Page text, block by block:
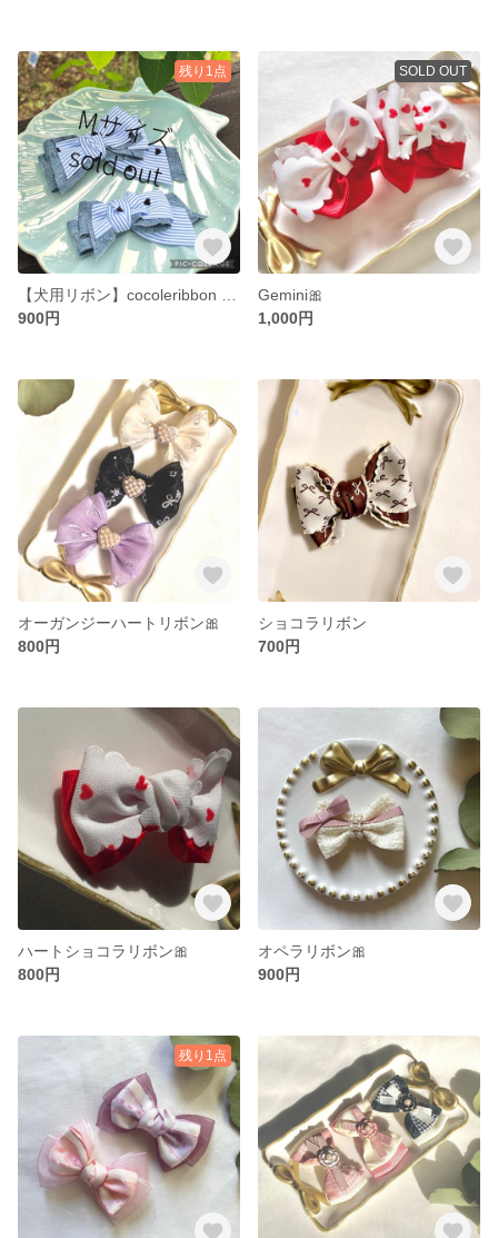
残り1点
900円
SOLD OUT
Gemini🎀
1,000円
オーガンジーハートリボン🎀
800円
ショコラリボン
700円
ハートショコラリボン🎀
800円
オペラリボン🎀
900円
残り1点